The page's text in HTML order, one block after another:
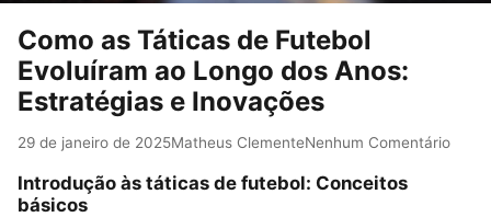
Como as Táticas de Futebol
Evoluíram ao Longo dos Anos:
Estratégias e Inovações
29 de janeiro de 2025Matheus ClementeNenhum Comentário
Introdução às táticas de futebol: Conceitos
básicos